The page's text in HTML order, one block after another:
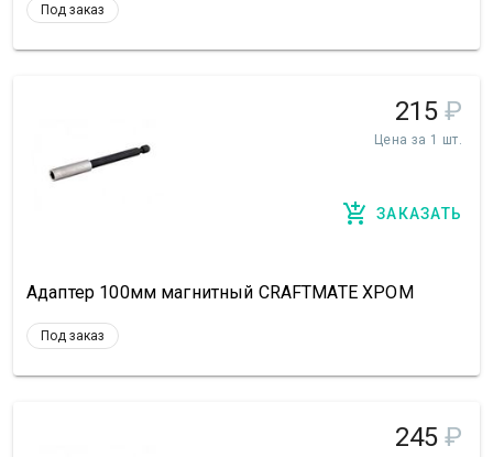
Под заказ
215 ₽
Цена за 1 шт.
ЗАКАЗАТЬ
Адаптер 100мм магнитный CRAFTMATE ХРОМ
Под заказ
245 ₽